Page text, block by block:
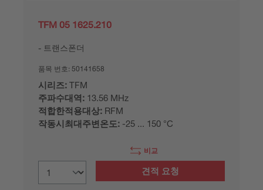
TFM 05 1625.210
트랜스폰더
품목 번호: 50141658
시리즈: TFM
주파수대역: 13.56 MHz
적합한적용대상: RFM
작동시최대주변온도: -25 ... 150 °C
비교
견적 요청